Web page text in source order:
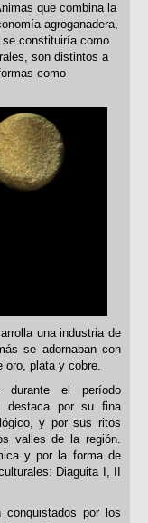
que combina la
agroganadera,
constituiría como
son distintos a
como
una industria de
se adornaban con
oro, plata y cobre.
durante el período
por su fina
y por sus ritos
valles de la región.
y por la forma de
Diaguita I, II
por los